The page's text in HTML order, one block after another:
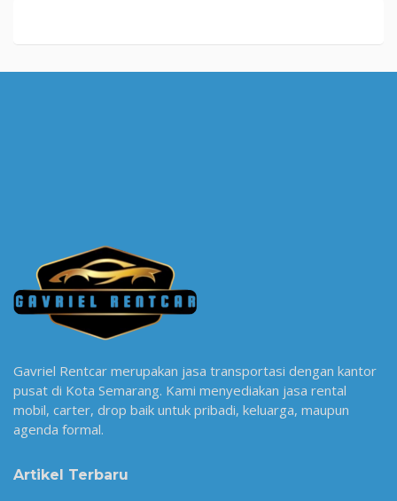
Gavriel Rentcar merupakan jasa transportasi dengan kantor
pusat di Kota Semarang. Kami menyediakan jasa rental
mobil, carter, drop baik untuk pribadi, keluarga, maupun
agenda formal.
Artikel Terbaru